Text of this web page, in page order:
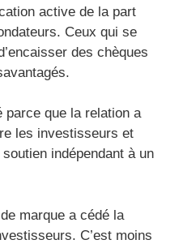
active de la part
Ceux qui se
des chèques
parce que la relation a
les investisseurs et
indépendant à un
marque a cédé la
C’est moins